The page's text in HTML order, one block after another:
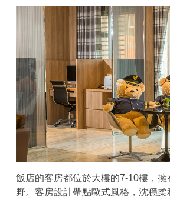
飯店的客房都位於大樓的7-10樓，擁
野。客房設計帶點歐式風格，沈穩